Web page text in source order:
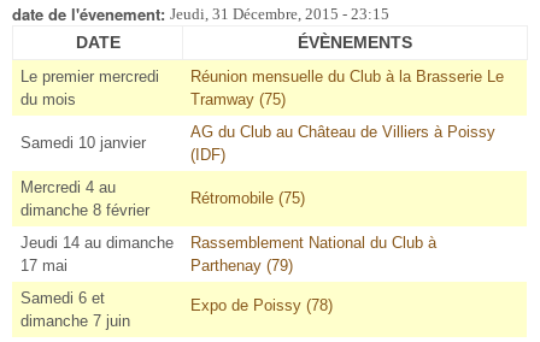
date de l'évenement: Jeudi, 31 Décembre, 2015 - 23:15
DATE ÉVÈNEMENTS
Le premier mercredi
du mois
Réunion mensuelle du Club à la Brasserie Le
Tramway (75)
Samedi 10 janvier
AG du Club au Château de Villiers à Poissy
(IDF)
Mercredi 4 au
dimanche 8 février
Rétromobile (75)
Jeudi 14 au dimanche
17 mai
Rassemblement National du Club à
Parthenay (79)
Samedi 6 et
dimanche 7 juin
Expo de Poissy (78)